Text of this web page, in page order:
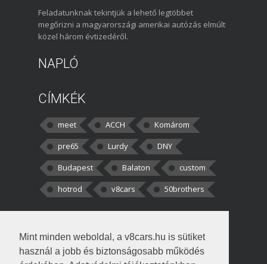
Mint minden weboldal, a v8cars.hu is sütiket
használ a jobb és biztonságosabb működés
Feladatunknak tekintjük a lehető legtöbbet
megőrizni a magyarországi amerikai autózás elmúlt
közel három évtizedéről.
NAPLÓ
CÍMKÉK
meet ACCH
Komárom
pre65
Lurdy
DNY
Budapest
Balaton
custom
hotrod
v8cars 50brothers
kortisz:Elszúrtam! Én csak két
darabbaal számoltam. Nem tudtam, hogy fél autót,